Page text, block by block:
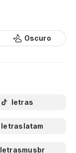
Oscuro
letras
letraslatam
letrasmusbr